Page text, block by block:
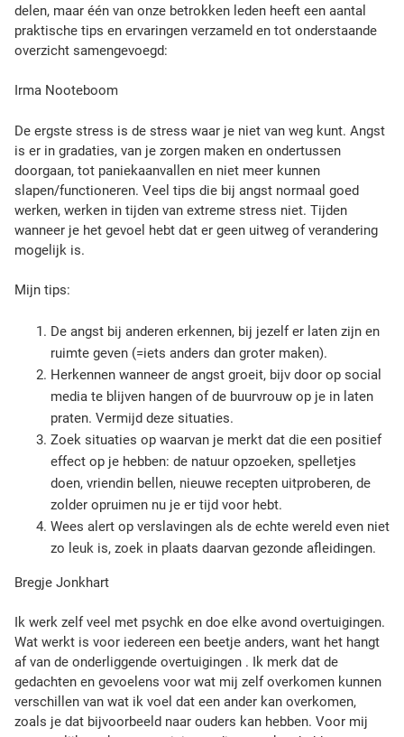
delen, maar één van onze betrokken leden heeft een aantal
praktische tips en ervaringen verzameld en tot onderstaande
overzicht samengevoegd:
Irma Nooteboom
De ergste stress is de stress waar je niet van weg kunt. Angst
is er in gradaties, van je zorgen maken en ondertussen
doorgaan, tot paniekaanvallen en niet meer kunnen
slapen/functioneren. Veel tips die bij angst normaal goed
werken, werken in tijden van extreme stress niet. Tijden
wanneer je het gevoel hebt dat er geen uitweg of verandering
mogelijk is.
Mijn tips:
De angst bij anderen erkennen, bij jezelf er laten zijn en
ruimte geven (=iets anders dan groter maken).
Herkennen wanneer de angst groeit, bijv door op social
media te blijven hangen of de buurvrouw op je in laten
praten. Vermijd deze situaties.
Zoek situaties op waarvan je merkt dat die een positief
effect op je hebben: de natuur opzoeken, spelletjes
doen, vriendin bellen, nieuwe recepten uitproberen, de
zolder opruimen nu je er tijd voor hebt.
Wees alert op verslavingen als de echte wereld even niet
zo leuk is, zoek in plaats daarvan gezonde afleidingen.
Bregje Jonkhart
Ik werk zelf veel met psychk en doe elke avond overtuigingen.
Wat werkt is voor iedereen een beetje anders, want het hangt
af van de onderliggende overtuigingen . Ik merk dat de
gedachten en gevoelens voor wat mij zelf overkomen kunnen
verschillen van wat ik voel dat een ander kan overkomen,
zoals je dat bijvoorbeeld naar ouders kan hebben. Voor mij